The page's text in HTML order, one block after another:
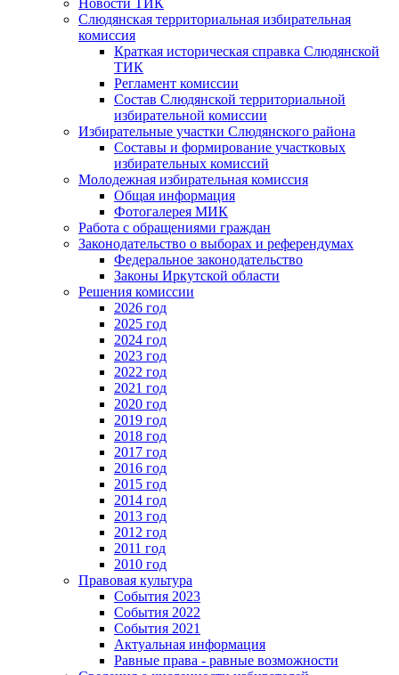
Новости ТИК
Слюдянская территориальная избирательная
комиссия
Краткая историческая справка Слюдянской
ТИК
Регламент комиссии
Состав Слюдянской территориальной
избирательной комиссии
Избирательные участки Слюдянского района
Составы и формирование участковых
избирательных комиссий
Молодежная избирательная комиссия
Общая информация
Фотогалерея МИК
Работа с обращениями граждан
Законодательство о выборах и референдумах
Федеральное законодательство
Законы Иркутской области
Решения комиссии
2026 год
2025 год
2024 год
2023 год
2022 год
2021 год
2020 год
2019 год
2018 год
2017 год
2016 год
2015 год
2014 год
2013 год
2012 год
2011 год
2010 год
Правовая культура
События 2023
События 2022
События 2021
Актуальная информация
Равные права - равные возможности